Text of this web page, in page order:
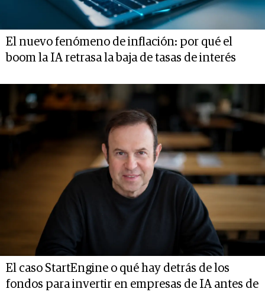
El nuevo fenómeno de inflación: por qué el
boom la IA retrasa la baja de tasas de interés
El caso StartEngine o qué hay detrás de los
fondos para invertir en empresas de IA antes de